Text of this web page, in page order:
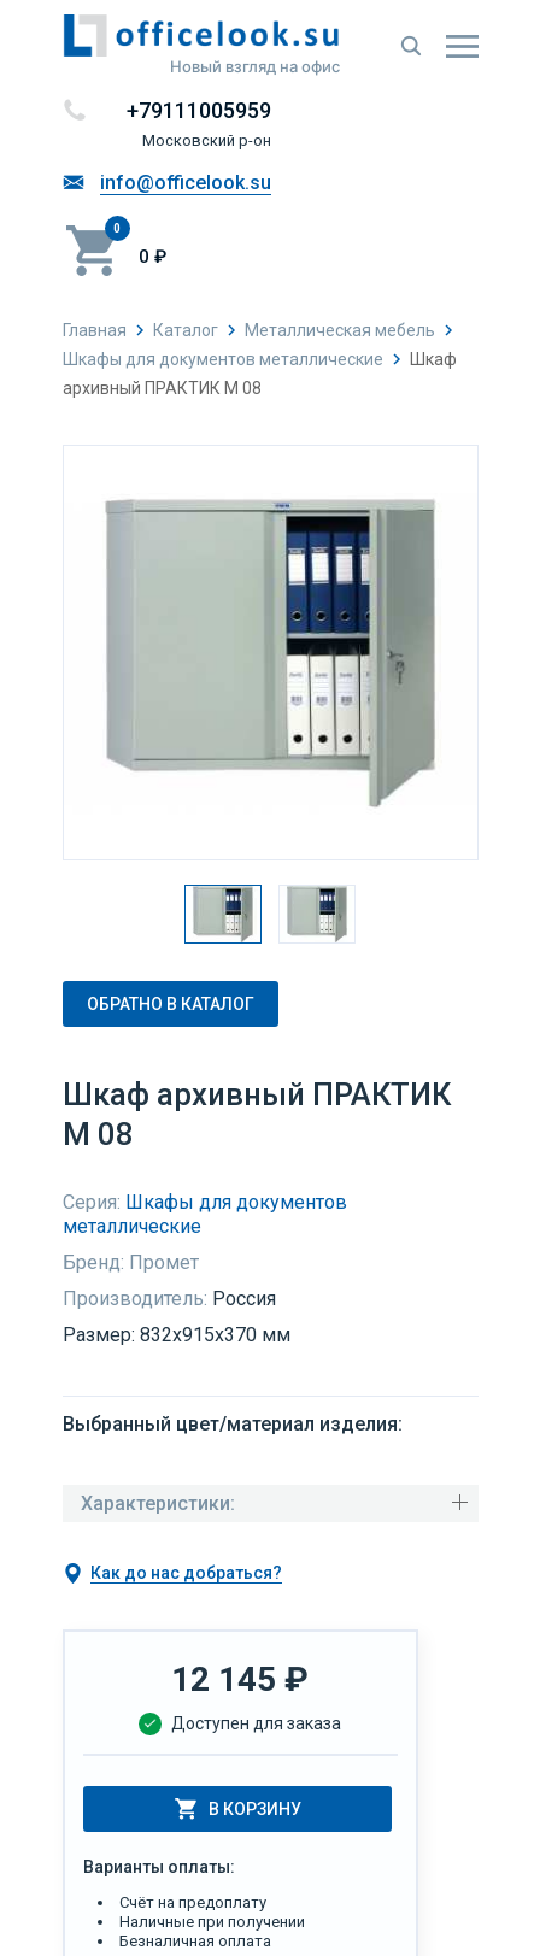
Новый взгляд на офис
+79111005959
Московский р-он
info@officelook.su
0
0 ₽
Главная Каталог
Металлическая мебель
Шкафы для документов металлические
Шкаф
архивный ПРАКТИК М 08
ОБРАТНО В КАТАЛОГ
Шкаф архивный ПРАКТИК
М 08
Серия: Шкафы для документов
металлические
Бренд: Промет
Производитель: Россия
Размер: 832x915x370 мм
Выбранный цвет/материал изделия:
Характеристики:
Как до нас добраться?
12 145 ₽
Доступен для заказа
В КОРЗИНУ
Варианты оплаты:
Счёт на предоплату
Наличные при получении
Безналичная оплата